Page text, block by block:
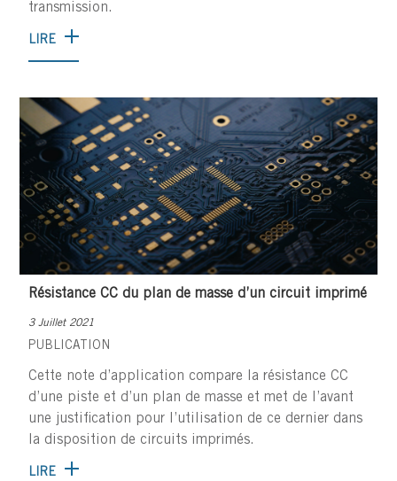
transmission.
LIRE
Résistance CC du plan de masse d’un circuit imprimé
3 Juillet 2021
PUBLICATION
Cette note d’application compare la résistance CC
d’une piste et d’un plan de masse et met de l’avant
une justification pour l’utilisation de ce dernier dans
la disposition de circuits imprimés.
LIRE